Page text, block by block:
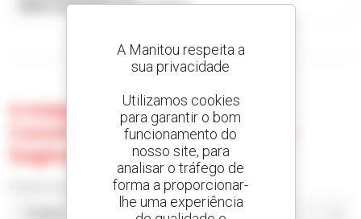
48604 SAGINAW Estados Unidos
Visualizar os filtros de pesquisa
0 máquina usada no Alta
Construction Equipment, L.l.c. -
Saginaw
A Manitou respeita a
sua privacidade
Utilizamos cookies
para garantir o bom
funcionamento do
nosso site, para
analisar o tráfego de
forma a proporcionar-
lhe uma experiência